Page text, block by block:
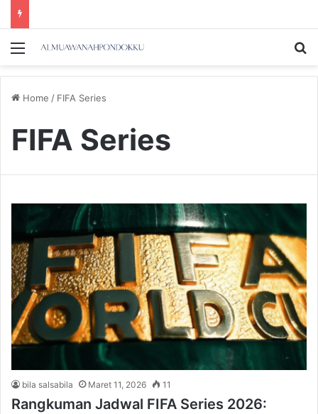
Menu
Home / FIFA Series
FIFA Series
bila salsabila Maret 11, 2026 11
Rangkuman Jadwal FIFA Series 2026: